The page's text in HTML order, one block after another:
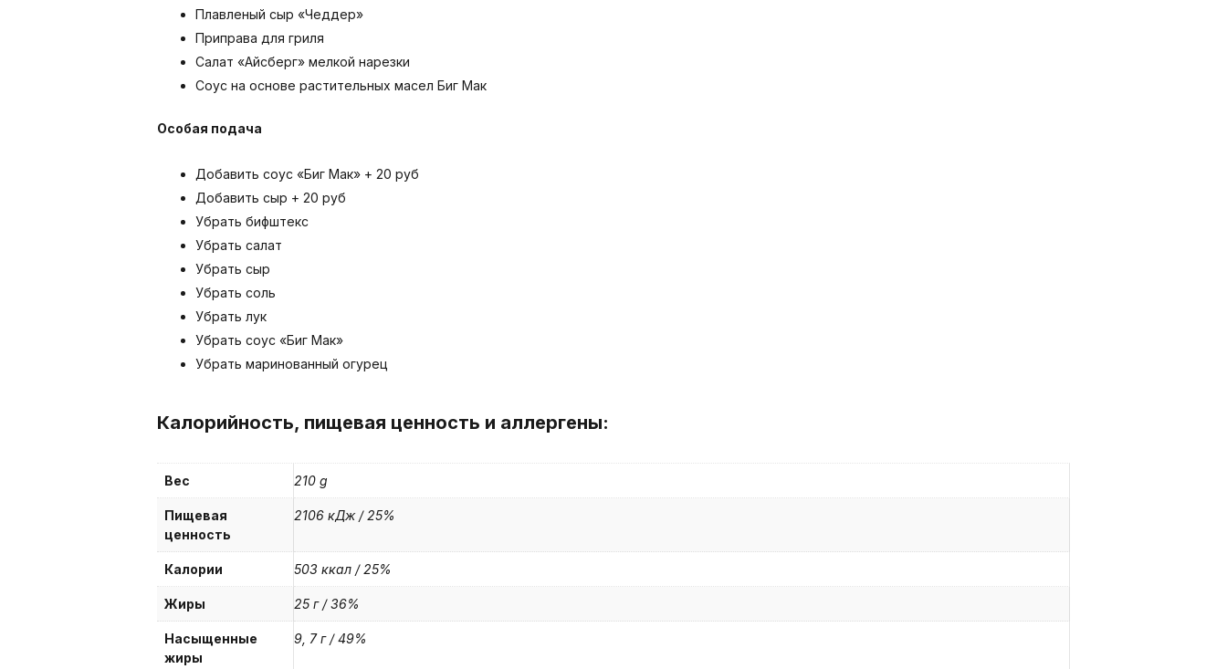
Плавленый сыр «Чеддер»
Приправа для гриля
Салат «Айсберг» мелкой нарезки
Соус на основе растительных масел Биг Мак
Особая подача
Добавить соус «Биг Мак» + 20 руб
Добавить сыр + 20 руб
Убрать бифштекс
Убрать салат
Убрать сыр
Убрать соль
Убрать лук
Убрать соус «Биг Мак»
Убрать маринованный огурец
Калорийность, пищевая ценность и аллергены:
Вес 210 g
Пищевая
ценность
2106 кДж / 25%
Калории 503 ккал / 25%
Жиры 25 г / 36%
Насыщенные
жиры
9, 7 г / 49%